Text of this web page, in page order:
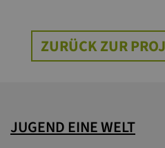
ZURÜCK ZUR
JUGEND EINE WELT